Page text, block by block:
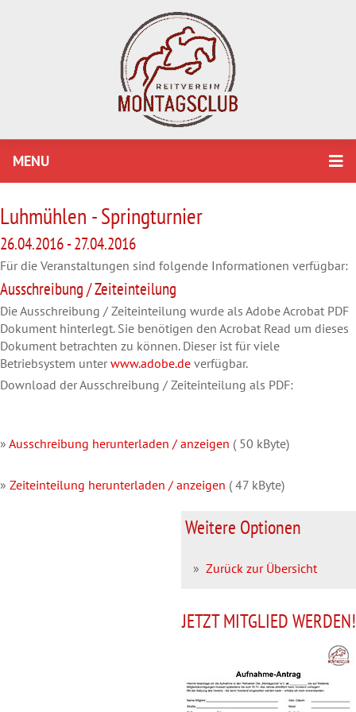
MENU
Luhmühlen - Springturnier
26.04.2016 - 27.04.2016
Für die Veranstaltungen sind folgende Informationen verfügbar:
Ausschreibung / Zeiteinteilung
Die Ausschreibung / Zeiteinteilung wurde als Adobe Acrobat PDF
Dokument hinterlegt. Sie benötigen den Acrobat Read um dieses
Dokument betrachten zu können. Dieser ist für viele
Betriebsystem unter www.adobe.de verfügbar.
Download der Ausschreibung / Zeiteinteilung als PDF:
» Ausschreibung herunterladen / anzeigen ( 50 kByte)
» Zeiteinteilung herunterladen / anzeigen ( 47 kByte)
Weitere Optionen
» Zurück zur Übersicht
JETZT MITGLIED WERDEN!